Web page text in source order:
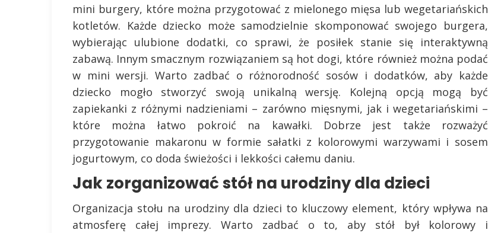
mini burgery, które można przygotować z mielonego mięsa lub wegetariańskich
kotletów. Każde dziecko może samodzielnie skomponować swojego burgera,
wybierając ulubione dodatki, co sprawi, że posiłek stanie się interaktywną
zabawą. Innym smacznym rozwiązaniem są hot dogi, które również można podać
w mini wersji. Warto zadbać o różnorodność sosów i dodatków, aby każde
dziecko mogło stworzyć swoją unikalną wersję. Kolejną opcją mogą być
zapiekanki z różnymi nadzieniami – zarówno mięsnymi, jak i wegetariańskimi –
które można łatwo pokroić na kawałki. Dobrze jest także rozważyć
przygotowanie makaronu w formie sałatki z kolorowymi warzywami i sosem
jogurtowym, co doda świeżości i lekkości całemu daniu.
Jak zorganizować stół na urodziny dla dzieci
Organizacja stołu na urodziny dla dzieci to kluczowy element, który wpływa na
atmosferę całej imprezy. Warto zadbać o to, aby stół był kolorowy i